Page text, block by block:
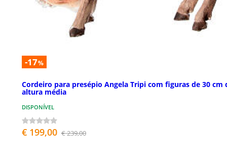
-17%
Cordeiro para presépio Angela Tripi com figuras de 30 cm
altura média
DISPONÍVEL
€ 199,00 € 239,00